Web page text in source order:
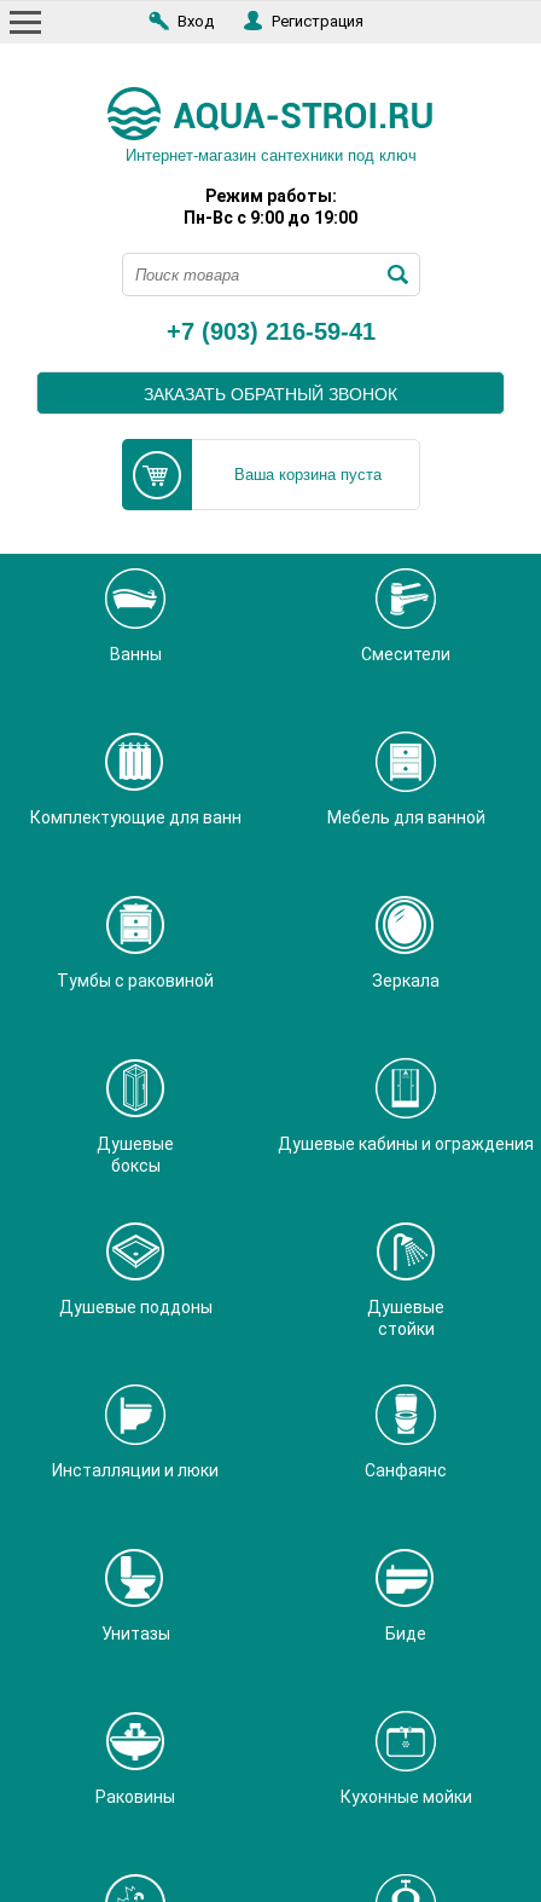
Вход Регистрация
Интернет-магазин сантехники под ключ
Режим работы:
Пн-Вс с 9:00 до 19:00
+7 (903) 216-59-41
ЗАКАЗАТЬ ОБРАТНЫЙ ЗВОНОК
Ваша корзина пуста
Ванны Смесители
Комплектующие для ванн Мебель для ванной
Тумбы с раковиной Зеркала
Душевые
боксы
Душевые кабины и ограждения
Душевые поддоны
Душевые
стойки
Инсталляции и люки Санфаянс
Унитазы Биде
Раковины Кухонные мойки